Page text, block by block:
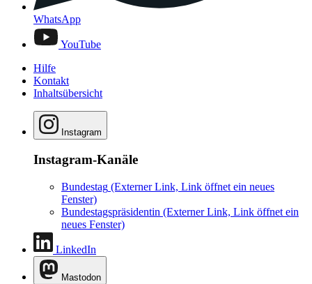
WhatsApp
YouTube
Hilfe
Kontakt
Inhaltsübersicht
Instagram
Instagram-Kanäle
Bundestag (Externer Link, Link öffnet ein neues
Fenster)
Bundestagspräsidentin (Externer Link, Link öffnet ein
neues Fenster)
LinkedIn
Mastodon